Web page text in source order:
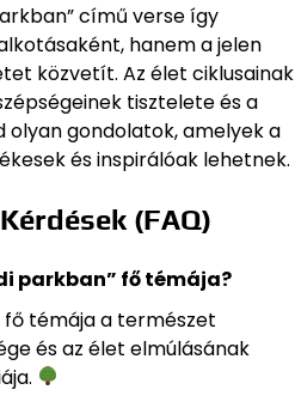
című verse így
hanem a jelen
közvetít. Az élet ciklusainak
tisztelete és a
olyan gondolatok, amelyek a
és inspirálóak lehetnek.
(FAQ)
parkban” fő témája?
fő témája a természet
és az élet elmúlásának